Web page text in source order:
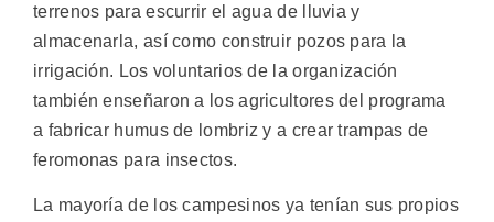
terrenos para escurrir el agua de lluvia y
almacenarla, así como construir pozos para la
irrigación. Los voluntarios de la organización
también enseñaron a los agricultores del programa
a fabricar humus de lombriz y a crear trampas de
feromonas para insectos.
La mayoría de los campesinos ya tenían sus propios